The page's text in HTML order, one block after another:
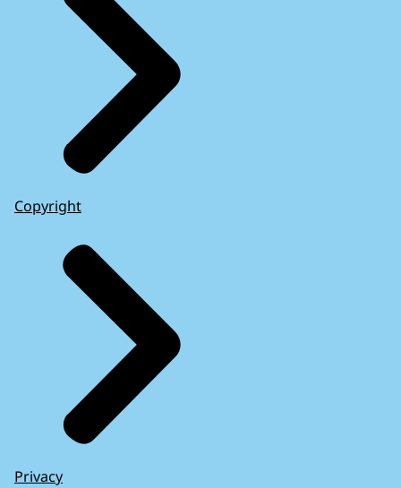
Copyright
Privacy